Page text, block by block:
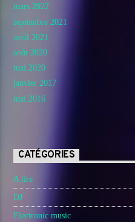
mars 2022
septembre 2021
avril 2021
août 2020
mai 2020
janvier 2017
mai 2016
CATÉGORIES
A lire
DJ
Electronic music